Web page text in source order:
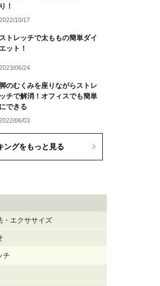
り！
10/17
ストレッチで太ももの簡単ダイ
エット！
06/24
脚のむくみを座りながらストレ
ッチで解消！オフィスでも簡単
にできる
06/03
ングをもっと見る
・エクササイズ
チ